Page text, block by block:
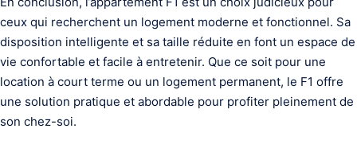
ceux qui recherchent un logement moderne et fonctionnel. Sa
disposition intelligente et sa taille réduite en font un espace de
vie confortable et facile à entretenir. Que ce soit pour une
location à court terme ou un logement permanent, le F1 offre
une solution pratique et abordable pour profiter pleinement de
son chez-soi.